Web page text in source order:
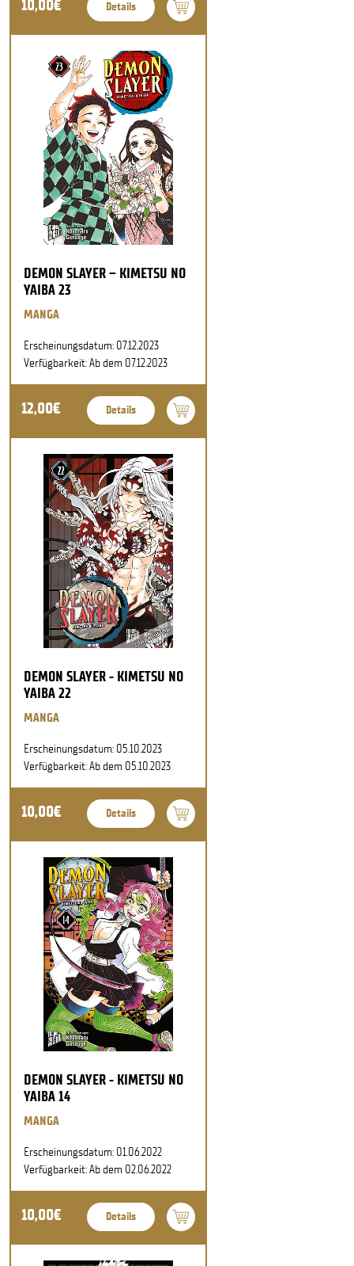
10,00€ Details
DEMON SLAYER – KIMETSU NO
YAIBA 23
MANGA
Erscheinungsdatum: 07.12.2023
Verfügbarkeit: Ab dem 07.12.2023
12,00€ Details
DEMON SLAYER - KIMETSU NO
YAIBA 22
MANGA
Erscheinungsdatum: 05.10.2023
Verfügbarkeit: Ab dem 05.10.2023
10,00€ Details
DEMON SLAYER - KIMETSU NO
YAIBA 14
MANGA
Erscheinungsdatum: 01.06.2022
Verfügbarkeit: Ab dem 02.06.2022
10,00€ Details